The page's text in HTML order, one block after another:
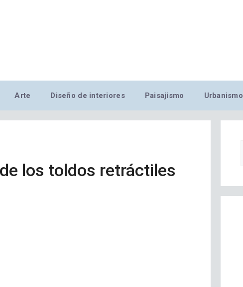
Arte Diseño de interiores Paisajismo Urbanismo
los toldos retráctiles